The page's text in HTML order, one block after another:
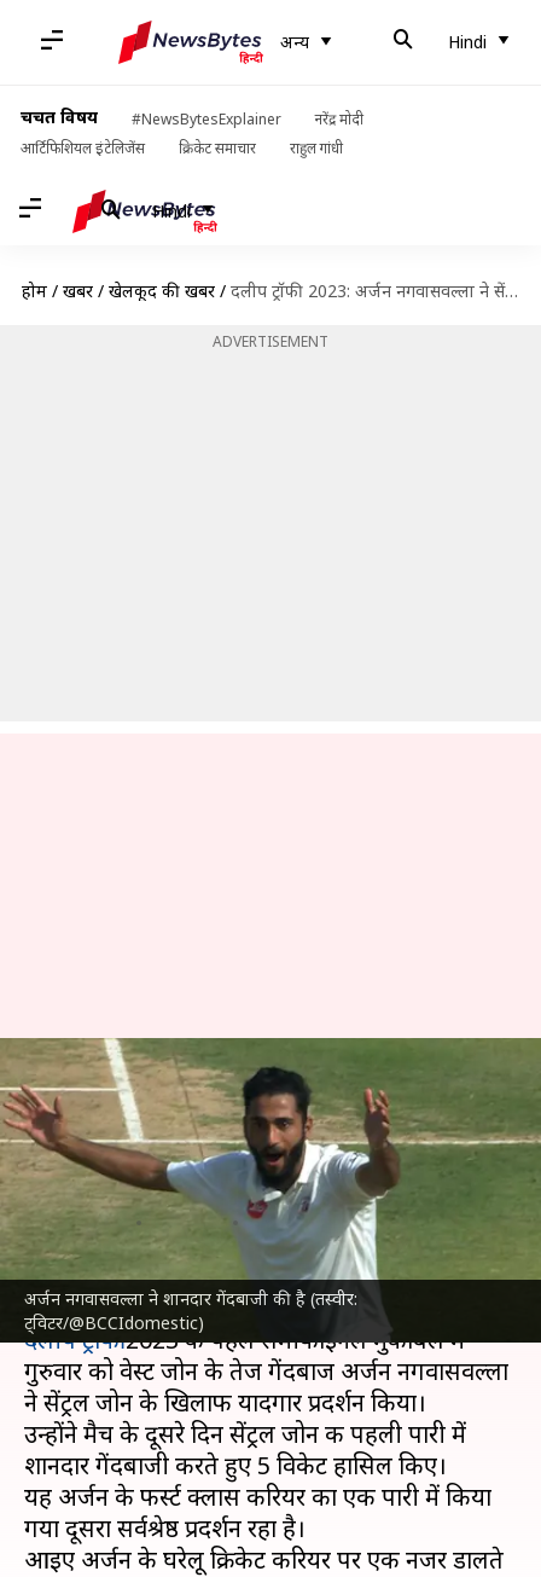
अन्य Hindi
चर्चित विषय #NewsBytesExplainer
नरेंद्र मोदी
आर्टिफिशियल इंटेलिजेंस
क्रिकेट समाचार राहुल गांधी
Hindi
होम / खबरें / खेलकूद की खबरें / दलीप ट्रॉफी 2023: अर्जन नगवासवल्ला ने सेंट्रल जोन के खिलाफ झटके 5 विकेट, जानिए उनके आंकड़े
ADVERTISEMENT
अर्जन नगवासवल्ला ने शानदार गेंदबाजी की है (तस्वीर:
ट्विटर/@BCCIdomestic)
दलीप ट्रॉफी 2023: अर्जन
नगवासवल्ला ने सेंट्रल जोन के
खिलाफ झटके 5 विकेट, जानिए
उनके आंकड़े
लेखन आदर्श कुमार 02:49 pm
क्या है खबर?
दलीप ट्रॉफी2023 के पहले सेमीफाइनल मुकाबले में
गुरुवार को वेस्ट जोन के तेज गेंदबाज अर्जन नगवासवल्ला
ने सेंट्रल जोन के खिलाफ यादगार प्रदर्शन किया।
उन्होंने मैच के दूसरे दिन सेंट्रल जोन की पहली पारी में
शानदार गेंदबाजी करते हुए 5 विकेट हासिल किए।
यह अर्जन के फर्स्ट क्लास करियर का एक पारी में किया
गया दूसरा सर्वश्रेष्ठ प्रदर्शन रहा है।
आइए अर्जन के घरेलू क्रिकेट करियर पर एक नजर डालते